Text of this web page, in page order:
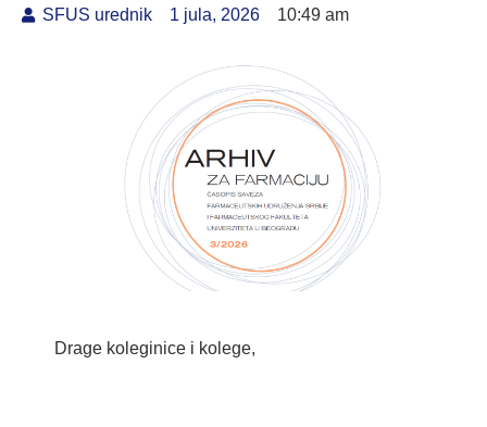
SFUS urednik 1 jula, 2026 10:49 am
Drage koleginice i kolege,